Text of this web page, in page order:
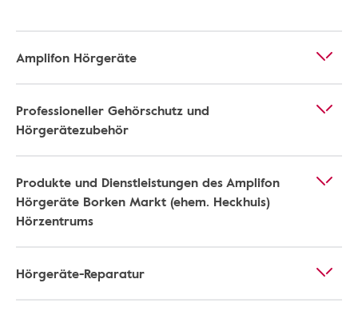
Amplifon Hörgeräte
Professioneller Gehörschutz und
Hörgerätezubehör
Produkte und Dienstleistungen des Amplifon
Hörgeräte Borken Markt (ehem. Heckhuis)
Hörzentrums
Hörgeräte-Reparatur